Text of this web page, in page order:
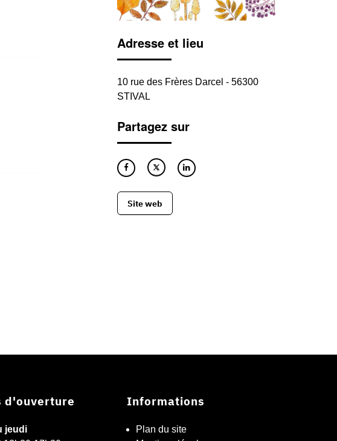
Adresse et lieu
10 rue des Frères Darcel - 56300
STIVAL
Partagez sur
Site web
d'ouverture
jeudi
Informations
Plan du site